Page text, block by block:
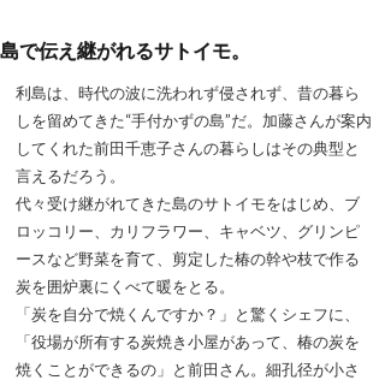
島で伝え継がれるサトイモ。
利島は、時代の波に洗われず侵されず、昔の暮ら
しを留めてきた“手付かずの島”だ。加藤さんが案内
してくれた前田千恵子さんの暮らしはその典型と
言えるだろう。
代々受け継がれてきた島のサトイモをはじめ、ブ
ロッコリー、カリフラワー、キャベツ、グリンピ
ースなど野菜を育て、剪定した椿の幹や枝で作る
炭を囲炉裏にくべて暖をとる。
「炭を自分で焼くんですか？」と驚くシェフに、
「役場が所有する炭焼き小屋があって、椿の炭を
焼くことができるの」と前田さん。細孔径が小さ